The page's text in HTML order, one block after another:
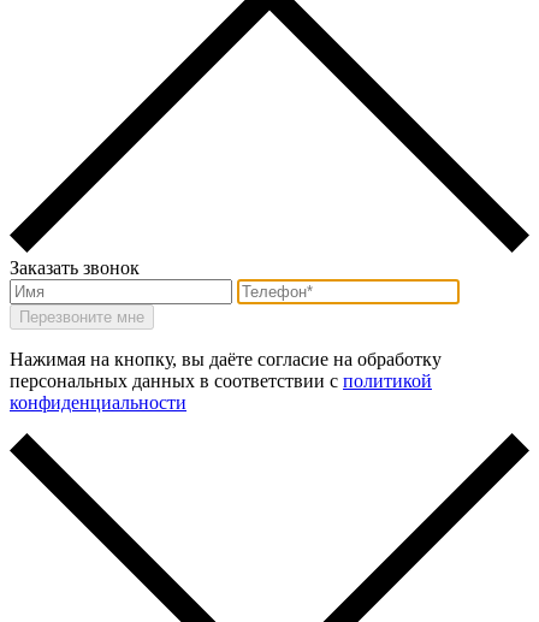
Заказать звонок
Нажимая на кнопку, вы даёте согласие на обработку
персональных данных в соответствии с политикой
конфиденциальности